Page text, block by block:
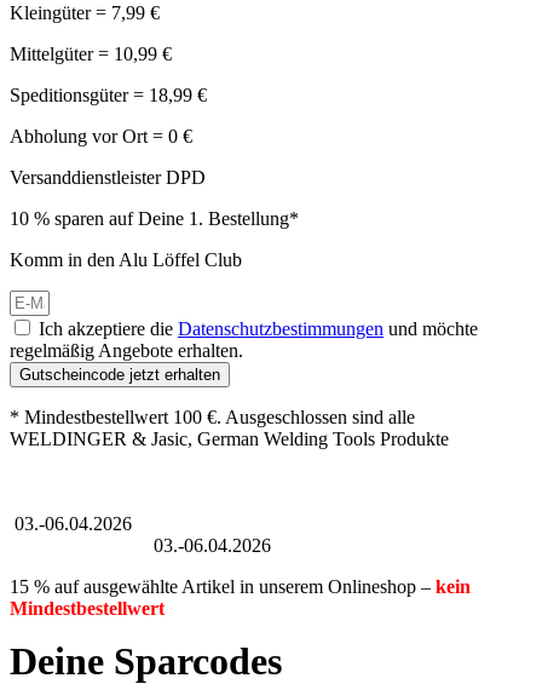
Kleingüter = 7,99 €
Mittelgüter = 10,99 €
Speditionsgüter = 18,99 €
Abholung vor Ort = 0 €
Versanddienstleister DPD
10 % sparen auf Deine 1. Bestellung*
Komm in den Alu Löffel Club
Ich akzeptiere die Datenschutzbestimmungen und möchte
regelmäßig Angebote erhalten.
Gutscheincode jetzt erhalten
* Mindestbestellwert 100 €. Ausgeschlossen sind alle
WELDINGER & Jasic, German Welding Tools Produkte
03.-06.04.2026
03.-06.04.2026
15 % auf ausgewählte Artikel in unserem Onlineshop – kein
Mindestbestellwert
Deine Sparcodes